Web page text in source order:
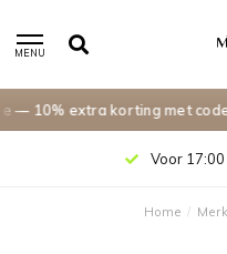
10% extra korting met code
MENU
Voor 17:00
Home /